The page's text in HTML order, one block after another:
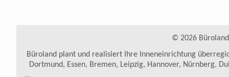
© 2026
Büroland plant und realisiert Ihre Inneneinrichtung
Dortmund, Essen, Bremen, Leipzig, Hannover, Nürnberg,